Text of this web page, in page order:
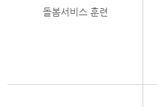
돌봄서비스 훈련